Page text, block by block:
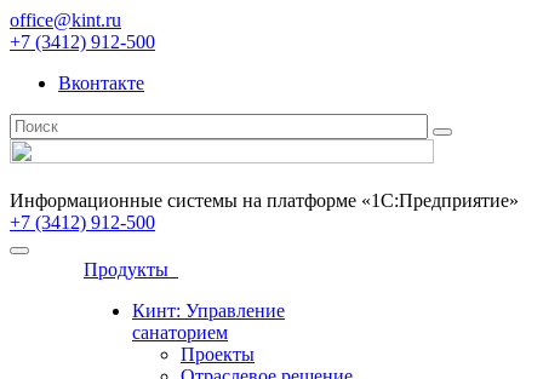
office@kint.ru
+7 (3412) 912-500
Вконтакте
Информационные системы на платформе «1С:Предприятие»
+7 (3412) 912-500
Продукты
Кинт: Управление
санаторием
Проекты